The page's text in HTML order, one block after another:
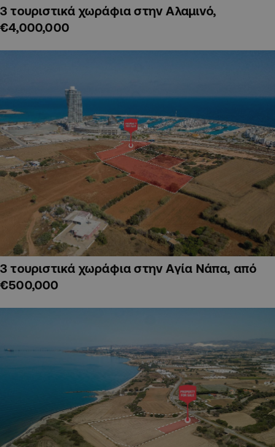
3 τουριστικά χωράφια στην Αλαμινό,
€4,000,000
3 τουριστικά χωράφια στην Αγία Νάπα, από
€500,000